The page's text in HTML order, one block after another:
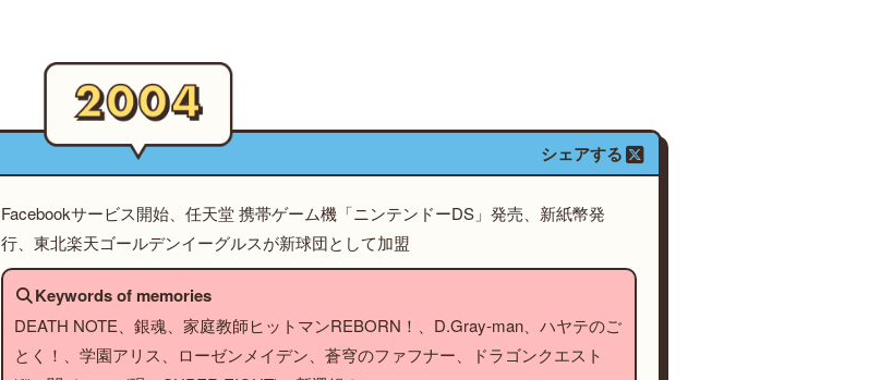
シェアする
Facebookサービス開始、任天堂 携帯ゲーム機「ニンテンドーDS」発売、新紙幣発
行、東北楽天ゴールデンイーグルスが新球団として加盟
Keywords of memories
DEATH NOTE、銀魂、家庭教師ヒットマンREBORN！、D.Gray-man、ハヤテのご
とく！、学園アリス、ローゼンメイデン、蒼穹のファフナー、ドラゴンクエスト